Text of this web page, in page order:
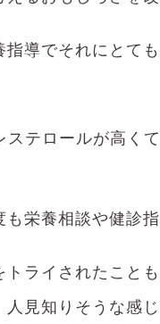
指導でそれにとて
ステロールが高く
も栄養相談や健診
トライされたこと
人見知りそうな感